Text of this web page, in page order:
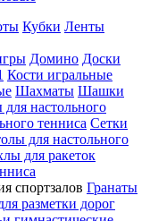
Кубки Ленты
Домино Доски
Кости игральные
Шахматы Шашки
настольного
тенниса Сетки
для настольного
для ракеток
спортзалов Гранаты
разметки дорог